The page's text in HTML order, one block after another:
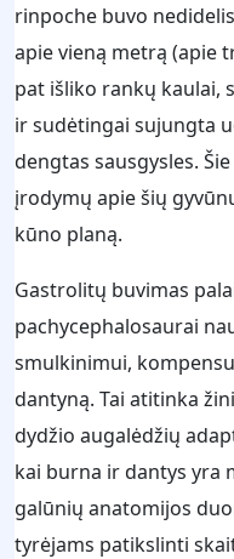
rinpoche buvo
apie vieną metrą (apie
pat išliko rankų kaulai,
ir sudėtingai sujungta
dengtas sausgysles.
įrodymų apie šių
kūno planą.
Gastrolitų buvimas
pachycephalosaurai
smulkinimui,
dantyną. Tai atitinka
dydžio augalėdžių
kai burna ir dantys yra
galūnių anatomijos
tyrėjams patikslinti